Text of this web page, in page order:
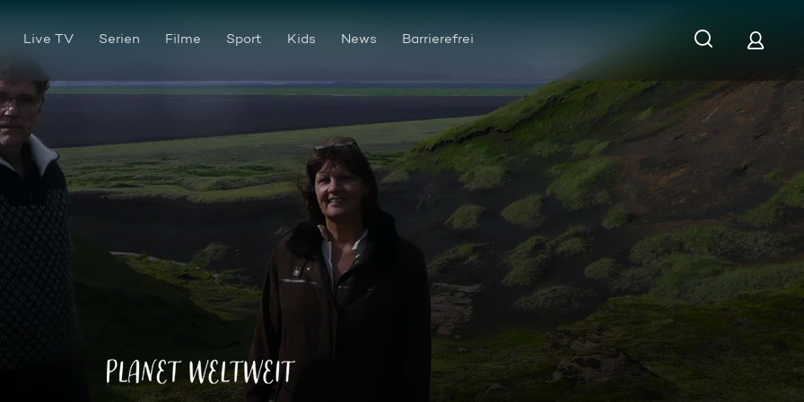
Live TV Serien Filme Sport Kids News Barrierefrei